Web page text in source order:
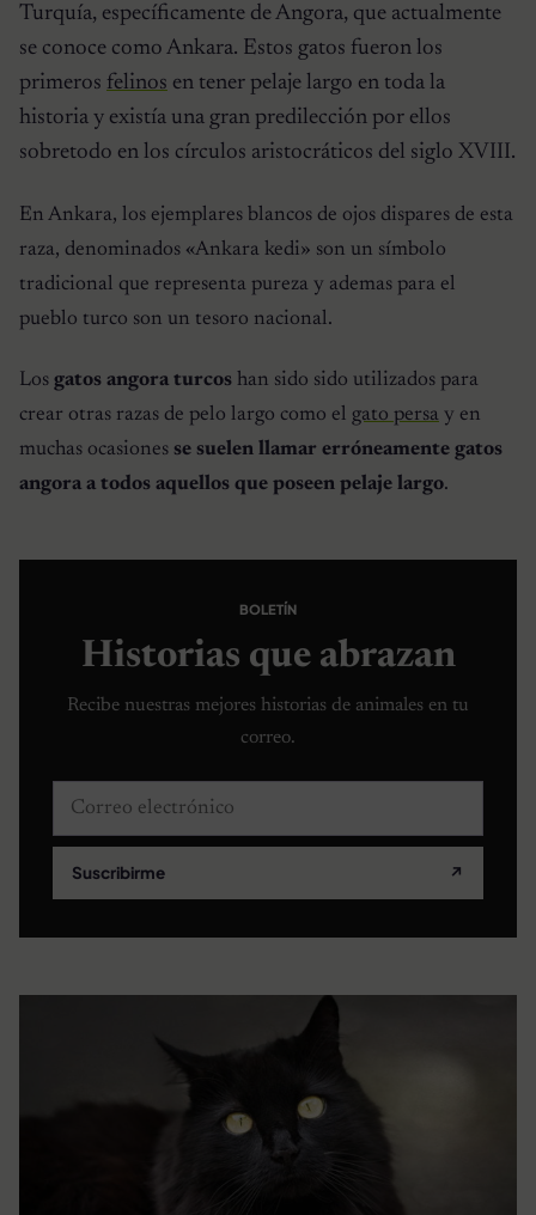
Turquía, específicamente de Angora, que actualmente
se conoce como Ankara. Estos gatos fueron los
primeros felinos en tener pelaje largo en toda la
historia y existía una gran predilección por ellos
sobretodo en los círculos aristocráticos del siglo XVIII.
En Ankara, los ejemplares blancos de ojos dispares de esta
raza, denominados «Ankara kedi» son un símbolo
tradicional que representa pureza y ademas para el
pueblo turco son un tesoro nacional.
Los gatos angora turcos han sido sido utilizados para
crear otras razas de pelo largo como el gato persa y en
muchas ocasiones se suelen llamar erróneamente gatos
angora a todos aquellos que poseen pelaje largo.
BOLETÍN
Historias que abrazan
Recibe nuestras mejores historias de animales en tu
correo.
Correo electrónico
Suscribirme ↗